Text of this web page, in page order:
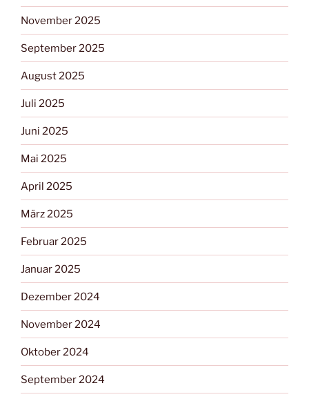
November 2025
September 2025
August 2025
Juli 2025
Juni 2025
Mai 2025
April 2025
März 2025
Februar 2025
Januar 2025
Dezember 2024
November 2024
Oktober 2024
September 2024